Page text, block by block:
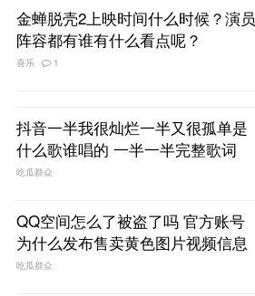
金蝉脱壳2上映时间什么时候？演员
阵容都有谁有什么看点呢？
喜乐 1
抖音一半我很灿烂一半又很孤单是
什么歌谁唱的 一半一半完整歌词
吃瓜群众
QQ空间怎么了被盗了吗 官方账号
为什么发布售卖黄色图片视频信息
吃瓜群众